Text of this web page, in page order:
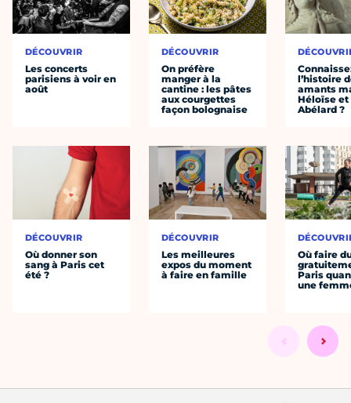
DÉCOUVRIR
Les concerts
parisiens à voir en
août
DÉCOUVRIR
Où donner son
sang à Paris cet
été ?
DÉCOUVRIR
On préfère
manger à la
cantine : les pâtes
aux courgettes
façon bolognaise
DÉCOUVRIR
Les meilleures
expos du moment
à faire en famille
l’histoire
amants
Héloïse et
Abélard ?
Où faire
Paris
une